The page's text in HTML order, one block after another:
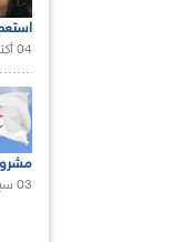
04 أكتوبر 2020 |
03 سبتمبر 2020 |